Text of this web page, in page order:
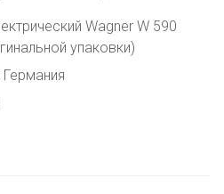
Wagner W 590
упаковки)
Германия